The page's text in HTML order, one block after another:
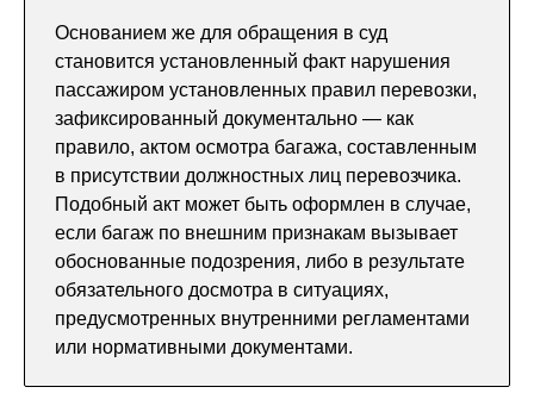
Основанием же для обращения в суд
становится установленный факт нарушения
пассажиром установленных правил перевозки,
зафиксированный документально — как
правило, актом осмотра багажа, составленным
в присутствии должностных лиц перевозчика.
Подобный акт может быть оформлен в случае,
если багаж по внешним признакам вызывает
обоснованные подозрения, либо в результате
обязательного досмотра в ситуациях,
предусмотренных внутренними регламентами
или нормативными документами.